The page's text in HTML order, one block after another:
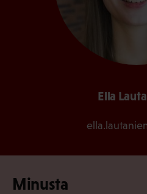
Ella
Minusta